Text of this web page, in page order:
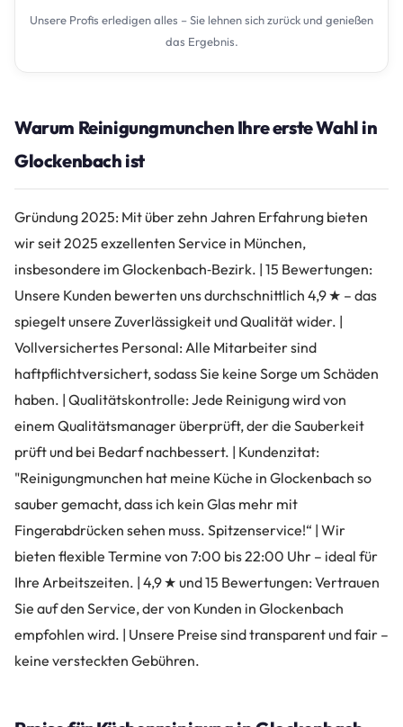
Unsere Profis erledigen alles – Sie lehnen sich zurück und genießen
das Ergebnis.
Warum Reinigungmunchen Ihre erste Wahl in
Glockenbach ist
Gründung 2025: Mit über zehn Jahren Erfahrung bieten
wir seit 2025 exzellenten Service in München,
insbesondere im Glockenbach‑Bezirk. | 15 Bewertungen:
Unsere Kunden bewerten uns durchschnittlich 4,9 ★ – das
spiegelt unsere Zuverlässigkeit und Qualität wider. |
Vollversichertes Personal: Alle Mitarbeiter sind
haftpflichtversichert, sodass Sie keine Sorge um Schäden
haben. | Qualitätskontrolle: Jede Reinigung wird von
einem Qualitätsmanager überprüft, der die Sauberkeit
prüft und bei Bedarf nachbessert. | Kundenzitat:
"Reinigungmunchen hat meine Küche in Glockenbach so
sauber gemacht, dass ich kein Glas mehr mit
Fingerabdrücken sehen muss. Spitzenservice!“ | Wir
bieten flexible Termine von 7:00 bis 22:00 Uhr – ideal für
Ihre Arbeitszeiten. | 4,9 ★ und 15 Bewertungen: Vertrauen
Sie auf den Service, der von Kunden in Glockenbach
empfohlen wird. | Unsere Preise sind transparent und fair –
keine versteckten Gebühren.